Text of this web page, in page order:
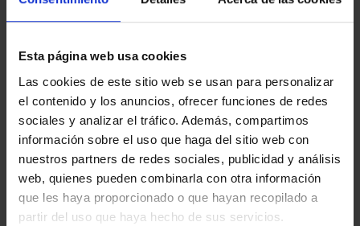
Esta página web usa cookies
Las cookies de este sitio web se usan para personalizar
el contenido y los anuncios, ofrecer funciones de redes
sociales y analizar el tráfico. Además, compartimos
información sobre el uso que haga del sitio web con
nuestros partners de redes sociales, publicidad y análisis
web, quienes pueden combinarla con otra información
que les haya proporcionado o que hayan recopilado a
partir del uso que haya hecho de sus servicios.
1 Productos encontrados